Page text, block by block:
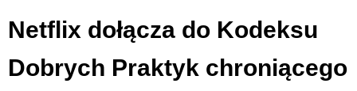
Netflix dołącza do Kodeksu
Dobrych Praktyk chroniącego